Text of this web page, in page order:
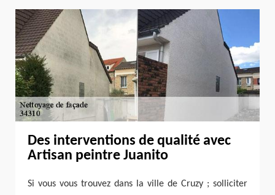
Des interventions de qualité avec
Artisan peintre Juanito
Si vous vous trouvez dans la ville de Cruzy ; solliciter